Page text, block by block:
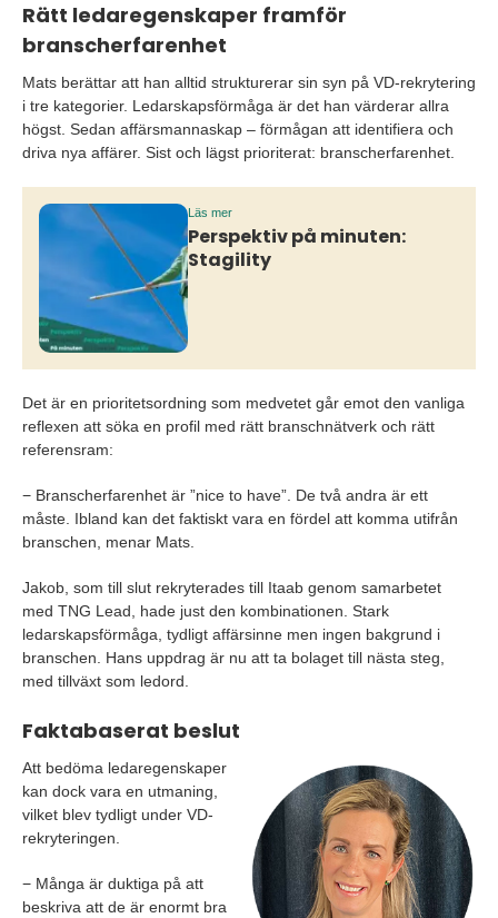
Rätt ledaregenskaper framför
branscherfarenhet
Mats berättar att han alltid strukturerar sin syn på VD-rekrytering
i tre kategorier. Ledarskapsförmåga är det han värderar allra
högst. Sedan affärsmannaskap – förmågan att identifiera och
driva nya affärer. Sist och lägst prioriterat: branscherfarenhet.
Läs mer
Perspektiv på minuten:
Stagility
Det är en prioritetsordning som medvetet går emot den vanliga
reflexen att söka en profil med rätt branschnätverk och rätt
referensram:
− Branscherfarenhet är ”nice to have”. De två andra är ett
måste. Ibland kan det faktiskt vara en fördel att komma utifrån
branschen, menar Mats.
Jakob, som till slut rekryterades till Itaab genom samarbetet
med TNG Lead, hade just den kombinationen. Stark
ledarskapsförmåga, tydligt affärsinne men ingen bakgrund i
branschen. Hans uppdrag är nu att ta bolaget till nästa steg,
med tillväxt som ledord.
Faktabaserat beslut
Att bedöma ledaregenskaper
kan dock vara en utmaning,
vilket blev tydligt under VD-
rekryteringen.
− Många är duktiga på att
beskriva att de är enormt bra